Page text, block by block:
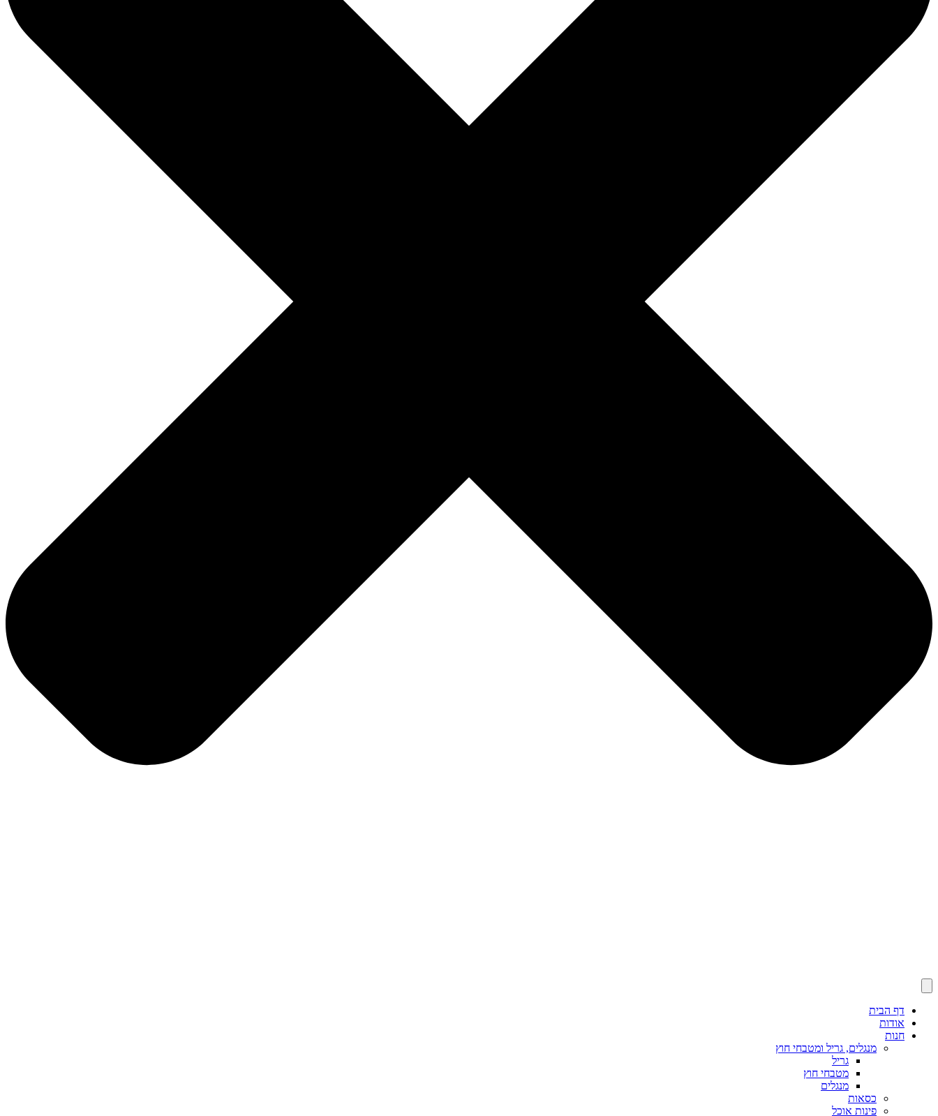
דף הבית
אודות
חנות
מנגלים, גריל ומטבחי חוץ
גריל
מטבחי חוץ
מנגלים
כסאות
פינות אוכל